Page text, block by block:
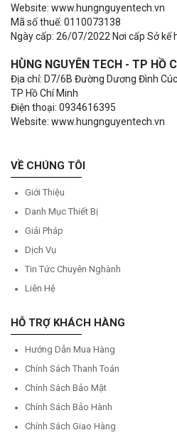
Website: www.hungnguyentech.vn
Mã số thuế: 0110073138
Ngày cấp: 26/07/2022 Nơi cấp Sở kế
HÙNG NGUYÊN TECH - TP HỒ
Địa chỉ: D7/6B Đường Dương Đình
TP Hồ Chí Minh
Điện thoại: 0934616395
Website: www.hungnguyentech.vn
VỀ CHÚNG TÔI
Giới Thiệu
Danh Mục Thiết Bị
Giải Pháp
Dịch Vụ
Tin Tức Chuyên Nghành
Liên Hệ
HỖ TRỢ KHÁCH HÀNG
Hướng Dẫn Mua Hàng
Chính Sách Thanh Toán
Chính Sách Bảo Mật
Chính Sách Bảo Hành
Chính Sách Giao Hàng